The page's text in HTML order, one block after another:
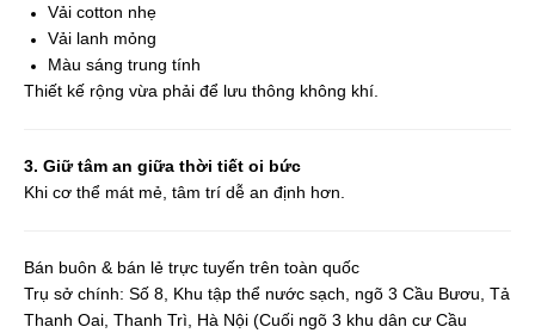
Vải cotton nhẹ
Vải lanh mỏng
Màu sáng trung tính
Thiết kế rộng vừa phải để lưu thông không khí.
3. Giữ tâm an giữa thời tiết oi bức
Khi cơ thể mát mẻ, tâm trí dễ an định hơn.
Bán buôn & bán lẻ trực tuyến trên toàn quốc
Trụ sở chính: Số 8, Khu tập thể nước sạch, ngõ 3 Cầu Bươu, Tả
Thanh Oai, Thanh Trì, Hà Nội (Cuối ngõ 3 khu dân cư Cầu